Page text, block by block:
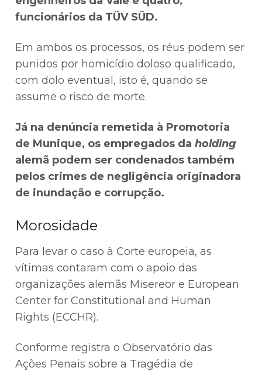
funcionários da TÜV SÜD.
Em ambos os processos, os réus podem ser
punidos por homicídio doloso qualificado,
com dolo eventual, isto é, quando se
assume o risco de morte.
Já na denúncia remetida à Promotoria
de Munique, os empregados daholding
alemã podem ser condenados também
pelos crimes de negligência originadora
de inundação e corrupção.
Morosidade
Para levar o caso à Corte europeia, as
vítimas contaram com o apoio das
organizações alemãs Misereor e European
Center for Constitutional and Human
Rights (ECCHR).
Conforme registra o Observatório das
Ações Penais sobre a Tragédia de